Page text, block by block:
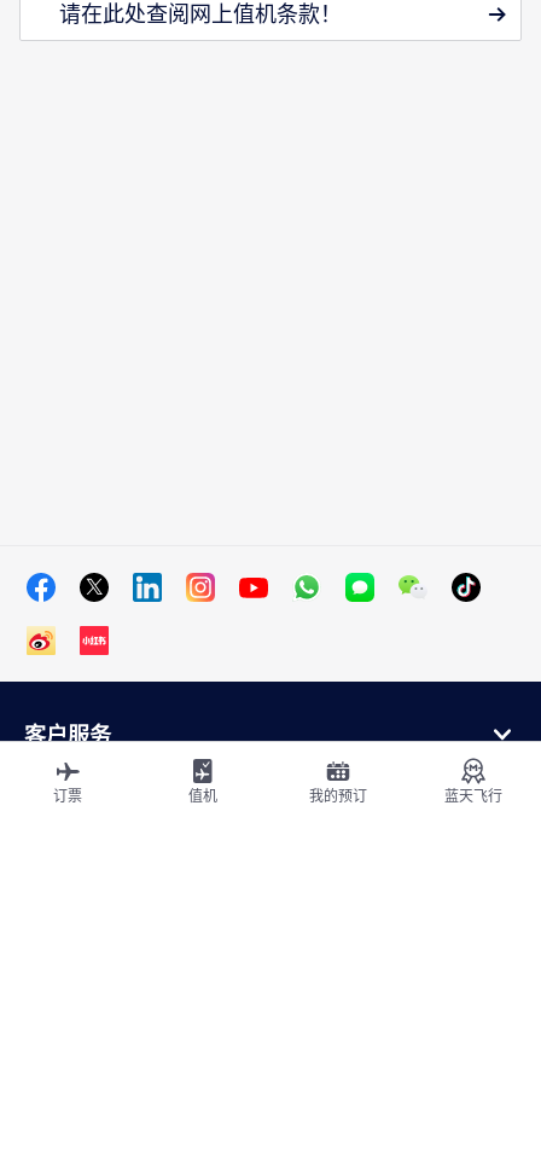
请在此处查阅网上值机条款！
客户服务
在线购买
会员计划和合作伙伴
订票 值机 我的预订 蓝天飞行